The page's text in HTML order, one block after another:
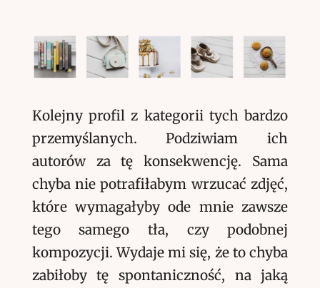
Kolejny profil z kategorii tych bardzo
przemyślanych. Podziwiam ich
autorów za tę konsekwencję. Sama
chyba nie potrafiłabym wrzucać zdjęć,
które wymagałyby ode mnie zawsze
tego samego tła, czy podobnej
kompozycji. Wydaje mi się, że to chyba
zabiłoby tę spontaniczność, na jaką